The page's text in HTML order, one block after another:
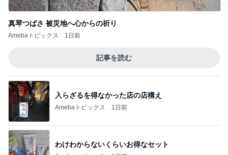
記事を読む
Amebaトピックス 1日前
わけわからないくらいお得なセット
Amebaトピックス 1日前
假屋崎省吾 愛犬の6歳の誕生日
Amebaトピックス 18時間前